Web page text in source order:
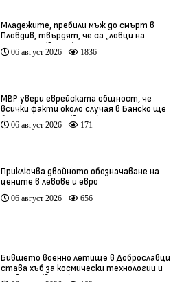
Младежите, пребили мъж до смърт в
Пловдив, твърдят, че са „ловци на
педофили” (видео)
06 август 2026 1836
МВР увери еврейската общност, че
всички факти около случая в Банско ще
бъдат изяснени (видео)
06 август 2026 171
Приключва двойното обозначаване на
цените в левове и евро
06 август 2026 656
Бившето военно летище в Доброславци
става хъб за космически технологии и
иновации (видео)